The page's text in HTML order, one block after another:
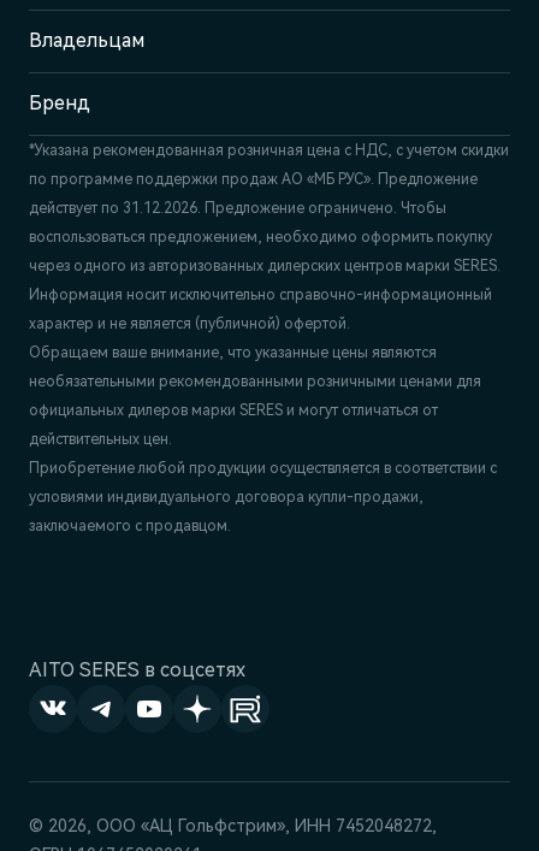
AITO SERES в соцсетях
Отдел продаж и сервиса
+7 (351) 700-1-700
Владельцам
Бренд
*Указана рекомендованная розничная цена c НДС, с учетом скидки
по программе поддержки продаж АО «МБ РУС». Предложение
действует по 31.12.2026. Предложение ограничено. Чтобы
воспользоваться предложением, необходимо оформить покупку
через одного из авторизованных дилерских центров марки SERES.
Информация носит исключительно справочно-информационный
характер и не является (публичной) офертой.
Обращаем ваше внимание, что указанные цены являются
необязательными рекомендованными розничными ценами для
официальных дилеров марки SERES и могут отличаться от
действительных цен.
Приобретение любой продукции осуществляется в соответствии с
условиями индивидуального договора купли-продажи,
заключаемого с продавцом.
© 2026, ООО «АЦ Гольфстрим», ИНН 7452048272,